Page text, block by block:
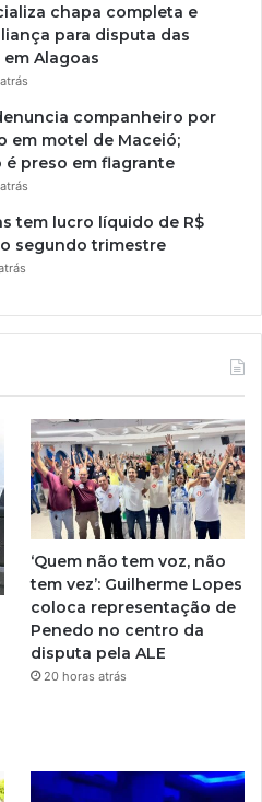
chapa completa e
para disputa das
Alagoas
companheiro por
em motel de Maceió;
é preso em flagrante
tem lucro líquido de R$
segundo trimestre
‘Quem não tem voz, não
tem vez’: Guilherme Lopes
coloca representação de
Penedo no centro da
disputa pela ALE
20 horas atrás